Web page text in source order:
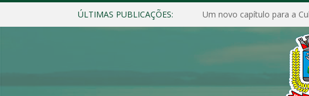
ÚLTIMAS PUBLICAÇÕES: Um novo capítulo para a